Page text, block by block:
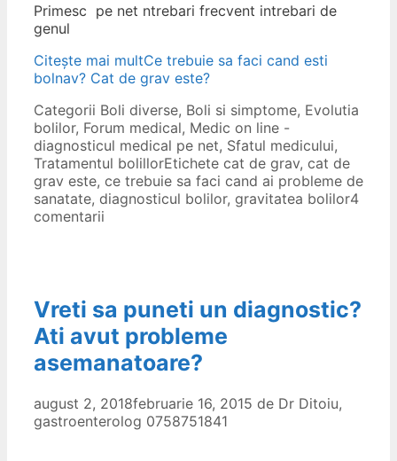
Primesc pe net ntrebari frecvent intrebari de
genul
Citește mai multCe trebuie sa faci cand esti
bolnav? Cat de grav este?
Categorii Boli diverse, Boli si simptome, Evolutia
bolilor, Forum medical, Medic on line -
diagnosticul medical pe net, Sfatul medicului,
Tratamentul bolillorEtichete cat de grav, cat de
grav este, ce trebuie sa faci cand ai probleme de
sanatate, diagnosticul bolilor, gravitatea bolilor4
comentarii
Vreti sa puneti un diagnostic?
Ati avut probleme
asemanatoare?
august 2, 2018februarie 16, 2015 de Dr Ditoiu,
gastroenterolog 0758751841